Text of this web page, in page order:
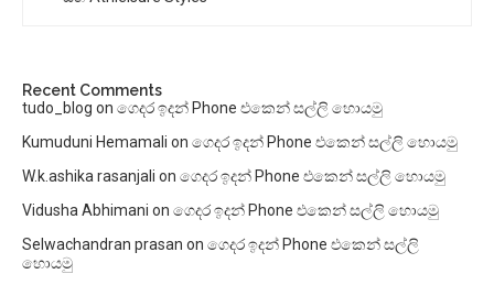
Recent Comments
tudo_blog on ගෙදර ඉදන් Phone එකෙන් සල්ලි හොයමු
Kumuduni Hemamali on ගෙදර ඉදන් Phone එකෙන් සල්ලි හොයමු
W.k.ashika rasanjali on ගෙදර ඉදන් Phone එකෙන් සල්ලි හොයමු
Vidusha Abhimani on ගෙදර ඉදන් Phone එකෙන් සල්ලි හොයමු
Selwachandran prasan on ගෙදර ඉදන් Phone එකෙන් සල්ලි
හොයමු